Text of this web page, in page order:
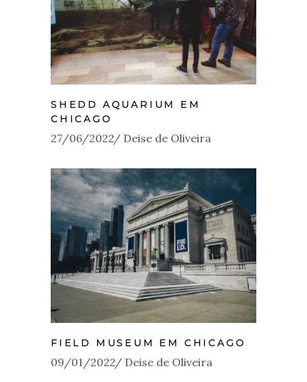
SHEDD AQUARIUM EM
CHICAGO
27/06/2022 Deise de Oliveira
FIELD MUSEUM EM CHICAGO
09/01/2022 Deise de Oliveira